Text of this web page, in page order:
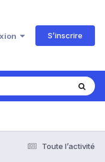
S’inscrire
Toute l’activité